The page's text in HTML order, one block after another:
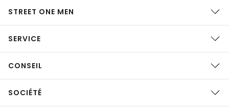
STREET ONE MEN
SERVICE
CONSEIL
SOCIÉTÉ